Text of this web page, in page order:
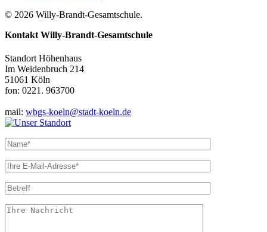
© 2026 Willy-Brandt-Gesamtschule.
Kontakt Willy-Brandt-Gesamtschule
Standort Höhenhaus
Im Weidenbruch 214
51061 Köln
fon: 0221. 963700
mail: wbgs-koeln@stadt-koeln.de